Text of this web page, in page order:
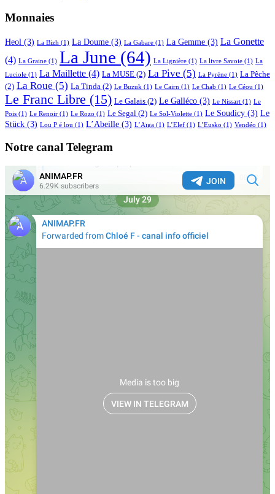
Monnaies
Heol (3) La Bizh (1) La Doume (3) La Gabare (1) La Gemme (3) La Gonette
(4) La Graine (1) La June (64) La Lignière (1) La livre Savoie (1) La
Luciole (1) La Maillette (4) La MUSE (2) La Pive (5) La Pyrène (1) La Pêche
(2) La Roue (5) La Tinda (2) Le Buzuk (1) Le Cairn (1) Le Chab (1) Le Céou (1)
Le Franc Libre (15) Le Galais (2) Le Galléco (3) Le Nissart (1) Le
Pois (1) Le Renoir (1) Le Rozo (1) Le Segal (2) Le Sol-Violette (1) Le Soudicy (3) Le
Stück (3) Lou P é lou (1) L’Abeille (3) L’Aïga (1) L’Elef (1) L’Eusko (1) Vendéo (1)
Notre canal Telegram